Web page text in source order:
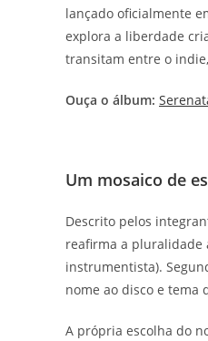
lançado oficialmente
explora a liberdade
transitam entre o
Ouça o álbum:
Um mosaico de
Descrito pelos
reafirma a
instrumentista).
nome ao disco e tema
A própria escolha do